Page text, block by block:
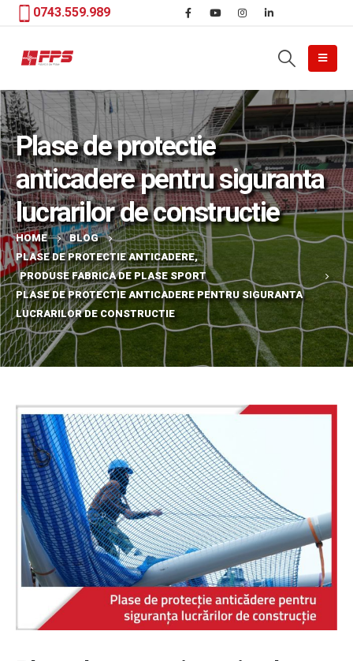
0743.559.989
Plase de protectie
anticadere pentru siguranta
lucrarilor de constructie
HOME
BLOG
PLASE DE PROTECTIE ANTICADERE,
PRODUSE FABRICA DE PLASE SPORT
PLASE DE PROTECTIE ANTICADERE PENTRU SIGURANTA
LUCRARILOR DE CONSTRUCTIE